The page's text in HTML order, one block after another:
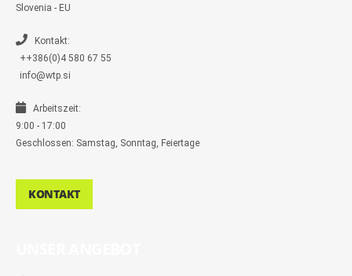
n
r
Slovenia - EU
Kontakt:
++386(0)4 580 67 55
info@wtp.si
Arbeitszeit:
9:00 - 17:00
Geschlossen: Samstag, Sonntag, Feiertage
KONTAKT